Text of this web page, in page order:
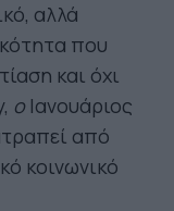
αλλά
που
και όχι
ο Ιανουάριος
από
κοινωνικό